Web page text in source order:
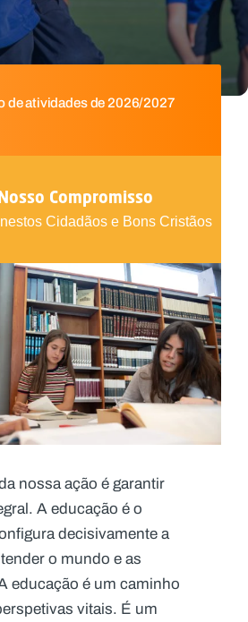
de atividades de 2026/2027
Compromisso
Cidadãos e Bons Cristãos
nossa ação é garantir
A educação é o
decisivamente a
o mundo e as
educação é um caminho
vitais. É um